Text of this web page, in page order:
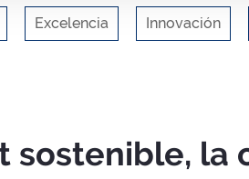
Excelencia Innovación
sostenible, la